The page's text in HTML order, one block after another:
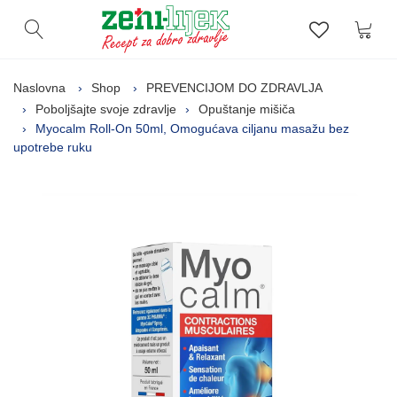
Otvori pretragu Lista
Naslovna Shop
PREVENCIJOM DO ZDRAVLJA
Poboljšajte svoje zdravlje
Opuštanje mišiča
Myocalm Roll-On 50ml, Omogućava ciljanu masažu bez
upotrebe ruku